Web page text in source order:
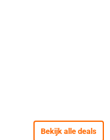
Bekijk alle deals